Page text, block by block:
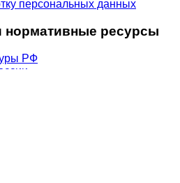
персональных данных
нормативные ресурсы
РФ